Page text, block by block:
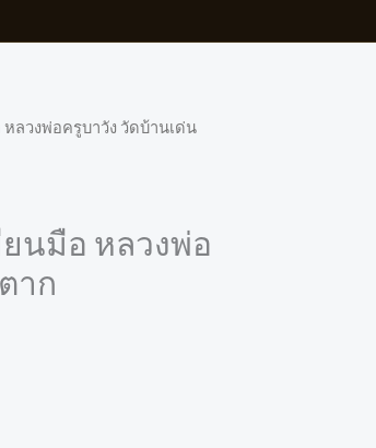
ลวงพ่อครูบาวัง วัดบ้านเด่น
นมือ หลวงพ่อ
าก